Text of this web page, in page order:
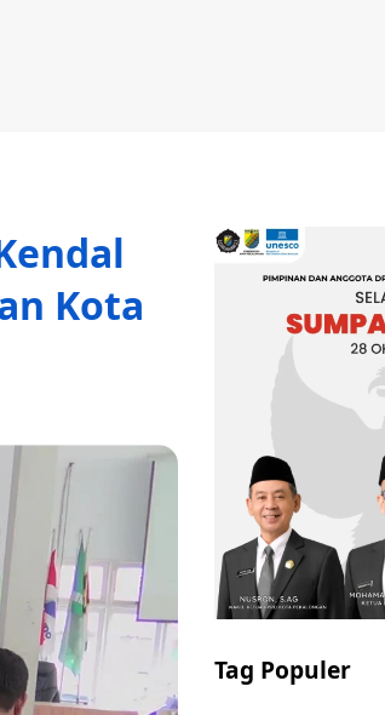
Kota
Tag Populer